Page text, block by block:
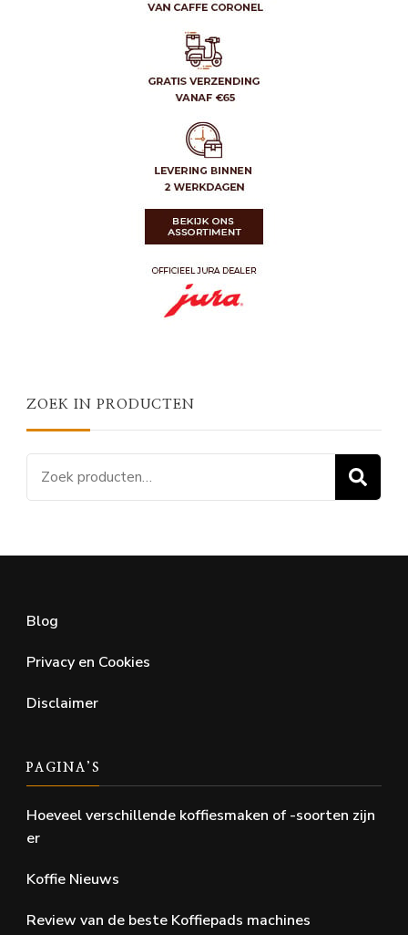
ZOEK IN PRODUCTEN
Zoeken
naar:
Blog
Privacy en Cookies
Disclaimer
PAGINA’S
Hoeveel verschillende koffiesmaken of -soorten zijn
er
Koffie Nieuws
Review van de beste Koffiepads machines